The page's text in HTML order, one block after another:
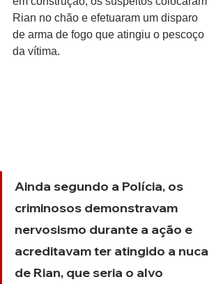
Rian no chão e efetuaram um disparo
de arma de fogo que atingiu o pescoço
da vítima.
Ainda segundo a Polícia, os
criminosos demonstravam
nervosismo durante a ação e
acreditavam ter atingido a nuca
de Rian, que seria o alvo